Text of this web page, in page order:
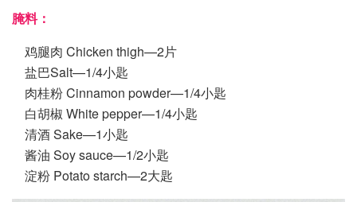
腌料：
鸡腿肉 Chicken thigh—2片
盐巴Salt—1/4小匙
肉桂粉 Cinnamon powder—1/4小匙
白胡椒 White pepper—1/4小匙
清酒 Sake—1小匙
酱油 Soy sauce—1/2小匙
淀粉 Potato starch—2大匙